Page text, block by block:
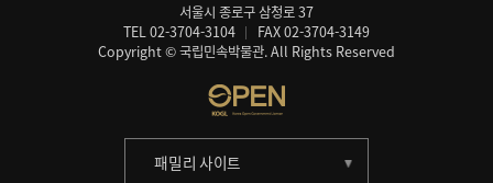
서울시 종로구 삼청로 37
TEL 02-3704-3104
FAX 02-3704-3149
Copyright © 국립민속박물관. All Rights Reserved
패밀리 사이트